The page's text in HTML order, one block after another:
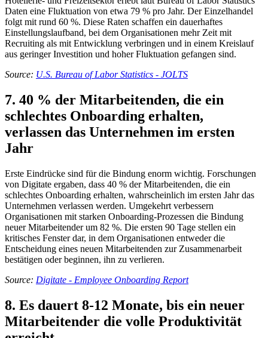
Daten eine Fluktuation von etwa 79 % pro Jahr. Der Einzelhandel
folgt mit rund 60 %. Diese Raten schaffen ein dauerhaftes
Einstellungslaufband, bei dem Organisationen mehr Zeit mit
Recruiting als mit Entwicklung verbringen und in einem Kreislauf
aus geringer Investition und hoher Fluktuation gefangen sind.
Source: U.S. Bureau of Labor Statistics - JOLTS
7. 40 % der Mitarbeitenden, die ein
schlechtes Onboarding erhalten,
verlassen das Unternehmen im ersten
Jahr
Erste Eindrücke sind für die Bindung enorm wichtig. Forschungen
von Digitate ergaben, dass 40 % der Mitarbeitenden, die ein
schlechtes Onboarding erhalten, wahrscheinlich im ersten Jahr das
Unternehmen verlassen werden. Umgekehrt verbessern
Organisationen mit starken Onboarding-Prozessen die Bindung
neuer Mitarbeitender um 82 %. Die ersten 90 Tage stellen ein
kritisches Fenster dar, in dem Organisationen entweder die
Entscheidung eines neuen Mitarbeitenden zur Zusammenarbeit
bestätigen oder beginnen, ihn zu verlieren.
Source: Digitate - Employee Onboarding Report
8. Es dauert 8-12 Monate, bis ein neuer
Mitarbeitender die volle Produktivität